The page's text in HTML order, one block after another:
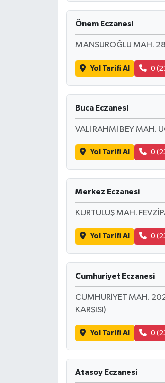
Önem Eczanesi
MANSUROĞLU MAH.
Yol Tarifi Al 0
Buca Eczanesi
VALİ RAHMİ BEY MAH.
Yol Tarifi Al 0
Merkez Eczanesi
KURTULUŞ MAH.
Yol Tarifi Al 0
Cumhuriyet Eczanesi
CUMHURİYET MAH.
KARŞISI)
Yol Tarifi Al 0
Atasoy Eczanesi